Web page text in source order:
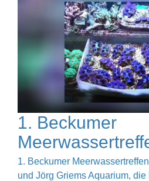
1. Beckumer
1. Beckumer
und Jörg Griems Aquarium,